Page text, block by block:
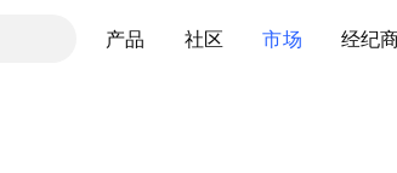
产品 社区 市场 经纪